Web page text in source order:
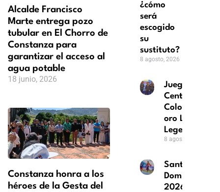
Alcalde Francisco
Marte entrega pozo
tubular en El Chorro de
Constanza para
garantizar el acceso al
agua potable
18 junio, 2026
Constanza honra a los
héroes de la Gesta del
¿cómo
será
escogido
su
sustituto?
8 agosto, 2026
Juegos
Colombia
oro League of
Legends
8 agosto, 2026
Santo
Domingo
2026: el